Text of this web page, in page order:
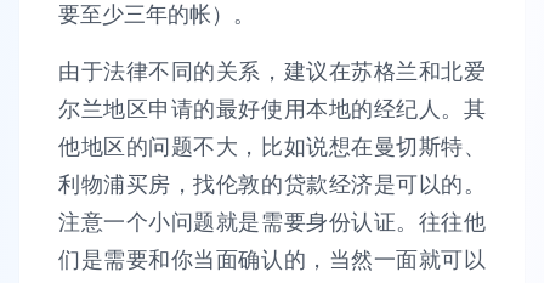
要至少三年的帐）。
由于法律不同的关系，建议在苏格兰和北爱
尔兰地区申请的最好使用本地的经纪人。其
他地区的问题不大，比如说想在曼切斯特、
利物浦买房，找伦敦的贷款经济是可以的。
注意一个小问题就是需要身份认证。往往他
们是需要和你当面确认的，当然一面就可以